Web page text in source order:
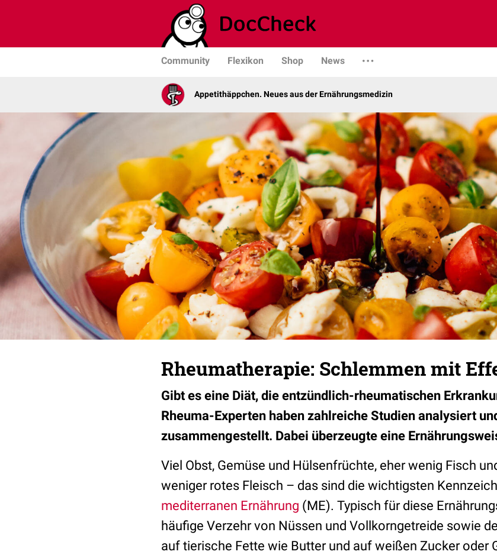
Community Flexikon Shop News
Appetithäppchen. Neues aus der Ernährungsmedizin
Rheumatherapie: Schlemmen mit
Gibt es eine Diät, die entzündlich-rheumatischen
Rheuma-Experten haben zahlreiche Studien analysiert
zusammengestellt. Dabei überzeugte eine
Viel Obst, Gemüse und Hülsenfrüchte, eher wenig Fisch
weniger rotes Fleisch – das sind die wichtigsten
mediterranen Ernährung (ME). Typisch für diese
häufige Verzehr von Nüssen und Vollkorngetreide sowie
auf tierische Fette wie Butter und auf weißen Zucker oder